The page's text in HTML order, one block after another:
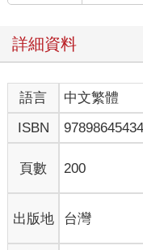
詳細資料
語言 中文繁體
ISBN
頁數 200
出版地 台灣